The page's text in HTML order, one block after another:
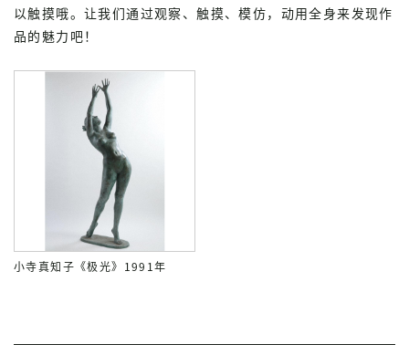
以触摸哦。让我们通过观察、触摸、模仿，动用全身来发现作
品的魅力吧！
小寺真知子《极光》1991年